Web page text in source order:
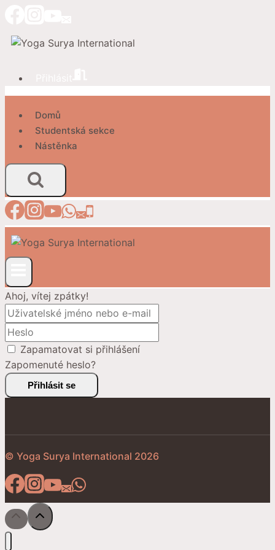
obsah
Domů
Studentská sekce
Nástěnka
Ahoj, vítej zpátky!
Zapamatovat si přihlášení
Zapomenuté heslo?
Přihlásit se
© Yoga Surya International 2026